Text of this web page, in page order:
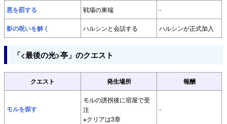
悪を罰する 戦場の東端 -
影の呪いを解く ハルシンと会話する ハルシンが正式加入
「<最後の光>亭」のクエスト
クエスト 発生場所 報酬
モルを探す
モルの誘拐後に宿屋で受
注
※クリアは3章
-